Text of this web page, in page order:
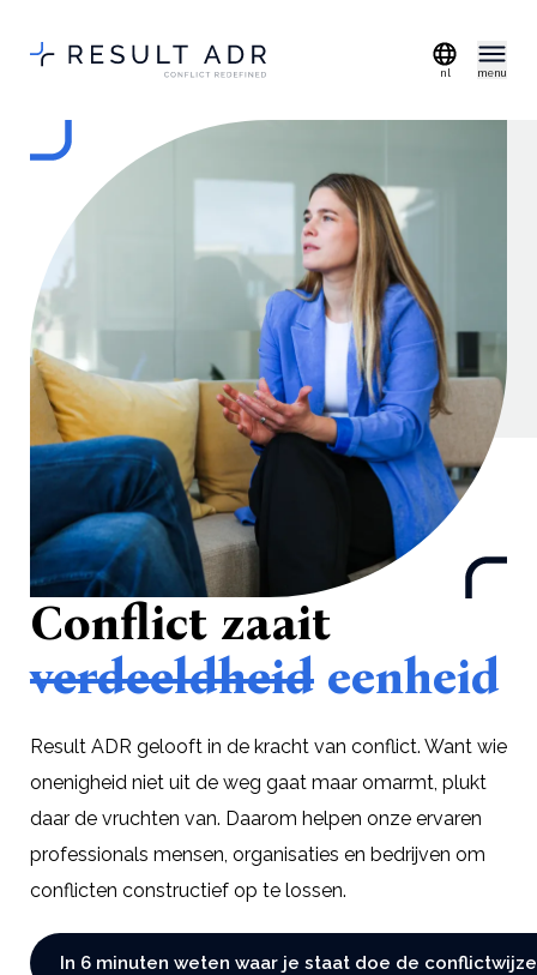
nl menu
Conflict zaait
verdeeldheid eenheid
Result ADR gelooft in de kracht van conflict. Want wie
onenigheid niet uit de weg gaat maar omarmt, plukt
daar de vruchten van. Daarom helpen onze ervaren
professionals mensen, organisaties en bedrijven om
conflicten constructief op te lossen.
In 6 minuten weten waar je staat doe de